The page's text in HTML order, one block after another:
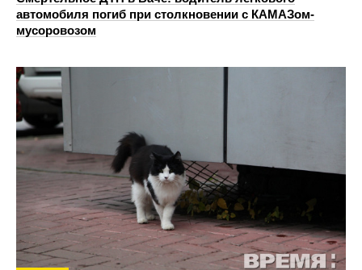
автомобиля погиб при столкновении с КАМАЗом-
мусоровозом